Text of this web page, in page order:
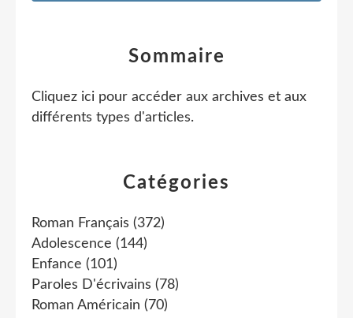
Catégories
Roman Français (372)
Adolescence (144)
Enfance (101)
Paroles D'écrivains (78)
Roman Américain (70)
Sommaire
Cliquez ici pour accéder aux archives et aux
différents types d'articles.